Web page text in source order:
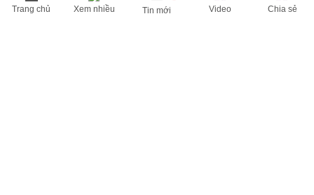
Trang chủ Xem nhiều Tin mới Video Chia sẻ